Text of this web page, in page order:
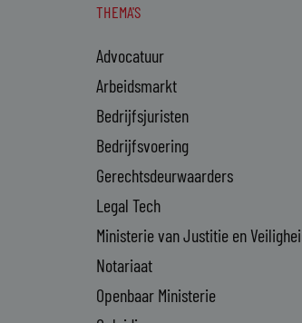
THEMA'S
Advocatuur
Arbeidsmarkt
Bedrijfsjuristen
Bedrijfsvoering
Gerechtsdeurwaarders
Legal Tech
Ministerie van Justitie en
Notariaat
Openbaar Ministerie